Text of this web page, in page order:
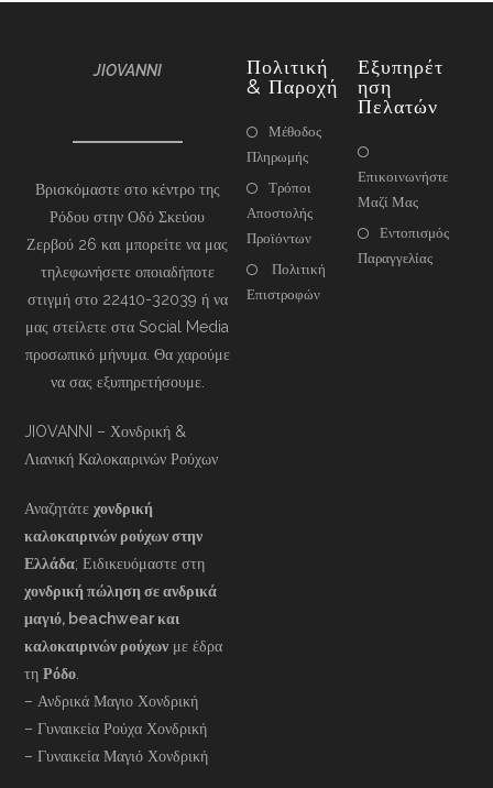
JIOVANNI
Βρισκόμαστε στο κέντρο της
Ρόδου στην Οδό Σκεύου
Ζερβού 26 και μπορείτε να μας
τηλεφωνήσετε οποιαδήποτε
στιγμή στο 22410-32039 ή να
μας στείλετε στα Social Media
προσωπικό μήνυμα. Θα χαρούμε
να σας εξυπηρετήσουμε.
JIOVANNI – Χονδρική &
Λιανική Καλοκαιρινών Ρούχων
Αναζητάτεχονδρική
καλοκαιρινών ρούχων στην
Ελλάδα; Ειδικευόμαστε στη
χονδρική πώληση σε ανδρικά
μαγιό, beachwear και
καλοκαιρινών ρούχων με έδρα
τηΡόδο.
– Ανδρικά Μαγιο Χονδρική
– Γυναικεία Ρούχα Χονδρική
– Γυναικεία Μαγιό Χονδρική
Πολιτική
& Παροχή
Μέθοδος
Πληρωμής
Τρόποι
Αποστολής
Προϊόντων
Πολιτική
Επιστροφών
Εξυπηρέτ
Ηση
Πελατών
Επικοινωνήστε
Μαζί Μας
Εντοπισμός
Παραγγελίας